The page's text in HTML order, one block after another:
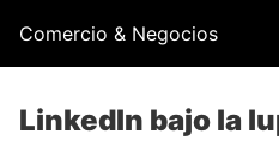
Comercio & Negocios
LinkedIn bajo la